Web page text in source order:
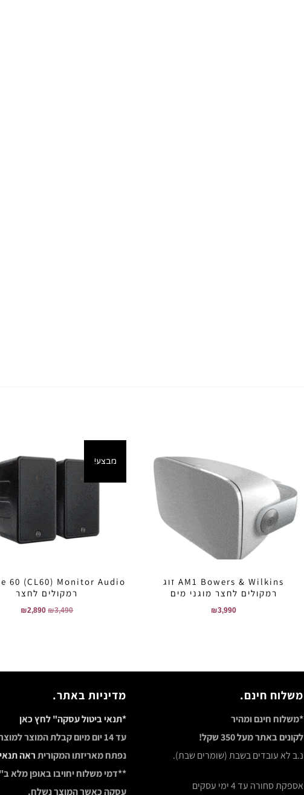
AM1 Bowers & Wilkins זוג
רמקולים לחצר מוגני מים
₪3,990
מבצע!
60 (CL60) Monitor Audio
רמקולים לחצר
₪3,490
₪2,890
משלוח חינם.
*משלוח חינם ומהיר
לקונים באתר מעל 350 שקל!
נ.ב לא עובדים בשבת (שומרים שבת).
אספקת סחורה עד 4 ימי עסקים
מדיניות באתר.
*תנאי ביטול עסקה" לחץ כאן
עד 14 יום מיום קבלת המוצר
נפתח מאריזתו המקוריתראה
**דמי משלוח יחויבו באופן מלא
עסקה כאשר המוצר נשלח.